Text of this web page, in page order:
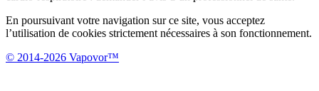
En poursuivant votre navigation sur ce site, vous acceptez
l’utilisation de cookies strictement nécessaires à son fonctionnement.
© 2014-2026 Vapovor™